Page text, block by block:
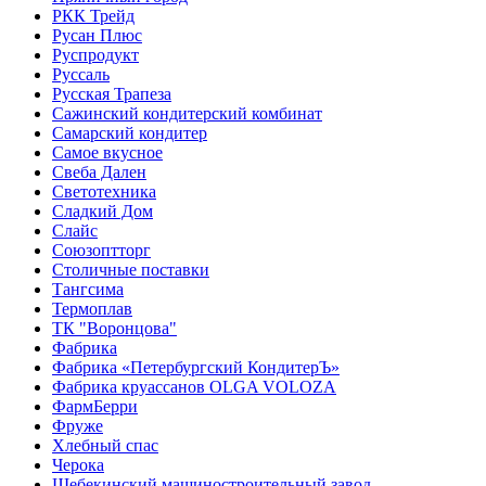
РКК Трейд
Русан Плюс
Руспродукт
Руссаль
Русская Трапеза
Сажинский кондитерский комбинат
Самарский кондитер
Самое вкусное
Свеба Дален
Светотехника
Сладкий Дом
Слайс
Союзоптторг
Столичные поставки
Тангсима
Термоплав
ТК "Воронцова"
Фабрика
Фабрика «Петербургский КондитерЪ»
Фабрика круассанов OLGA VOLOZA
ФармБерри
Фруже
Хлебный спас
Черока